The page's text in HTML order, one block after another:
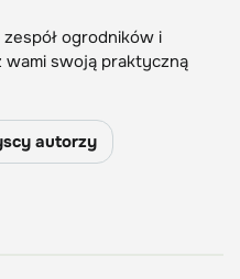
ogrodników i
swoją praktyczną
autorzy